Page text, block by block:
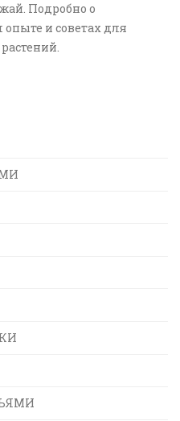
Подробно о
опыте и советах для